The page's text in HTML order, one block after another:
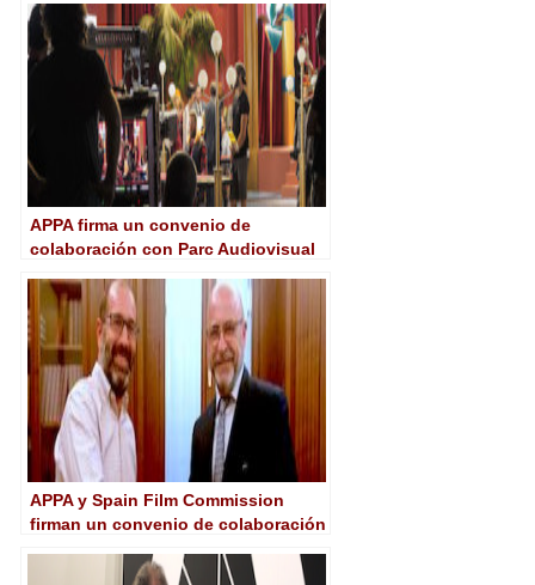
audiovisual
APPA firma un convenio de
colaboración con Parc Audiovisual
APPA y Spain Film Commission
firman un convenio de colaboración